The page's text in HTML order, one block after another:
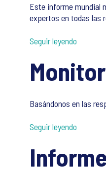
Este informe mundial
expertos en todas las
Seguir leyendo
Basándonos en las
Seguir leyendo